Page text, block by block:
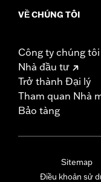
VỀ CHÚNG TÔI
Công ty chúng tôi
Nhà đầu tư
Trở thành Đại lý
Tham quan Nhà
Bảo tàng
Sitemap
Điều khoản sử